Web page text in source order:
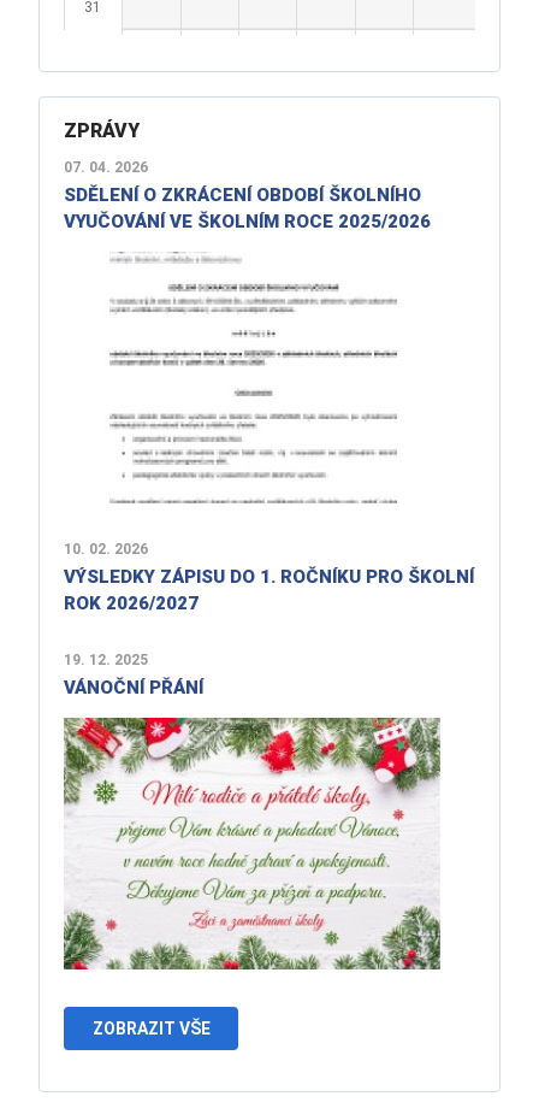
31
ZPRÁVY
07. 04. 2026
SDĚLENÍ O ZKRÁCENÍ OBDOBÍ ŠKOLNÍHO
VYUČOVÁNÍ VE ŠKOLNÍM ROCE 2025/2026
10. 02. 2026
VÝSLEDKY ZÁPISU DO 1. ROČNÍKU PRO ŠKOLNÍ
ROK 2026/2027
19. 12. 2025
VÁNOČNÍ PŘÁNÍ
ZOBRAZIT VŠE